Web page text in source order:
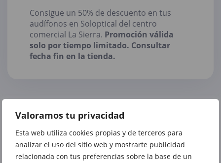
Valoramos tu privacidad
Esta web utiliza cookies propias y de terceros para
analizar el uso del sitio web y mostrarte publicidad
relacionada con tus preferencias sobre la base de un
Consigue un 50% de descuento en tus
audífonos en Soloptical del centro
comercial La Sierra. Promoción válida
solo por tiempo limitado. Consultar
fecha fin en la tienda.